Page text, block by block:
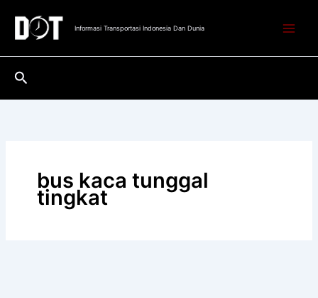
konten
Informasi Transportasi Indonesia Dan Dunia
Cari
bus kaca tunggal
tingkat